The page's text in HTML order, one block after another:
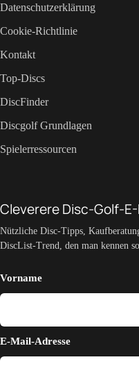
Datenschutzerklärung
Cookie-Richtlinie
Kontakt
Top-Discs
DiscFinder
Discgolf Grundlagen
Spielerressourcen
Cleverere Disc-Golf-
Nützliche Disc-Tipps,
DiscList-Trend, den man kennen
Vorname
E-Mail-Adresse